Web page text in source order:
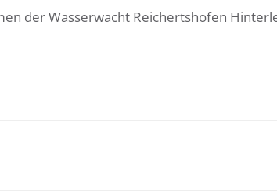
der Wasserwacht Reichertshofen